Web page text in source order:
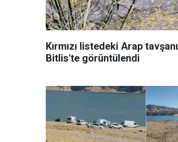
Kırmızı listedeki Arap tavşanı
Bitlis'te görüntülendi